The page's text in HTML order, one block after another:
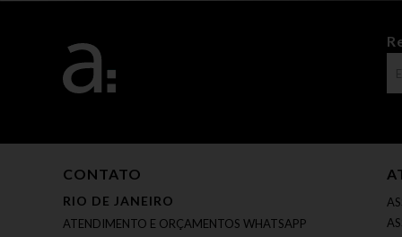
CONTATO
RIO DE JANEIRO
ATENDIMENTO E ORÇAMENTOS WHATSAPP